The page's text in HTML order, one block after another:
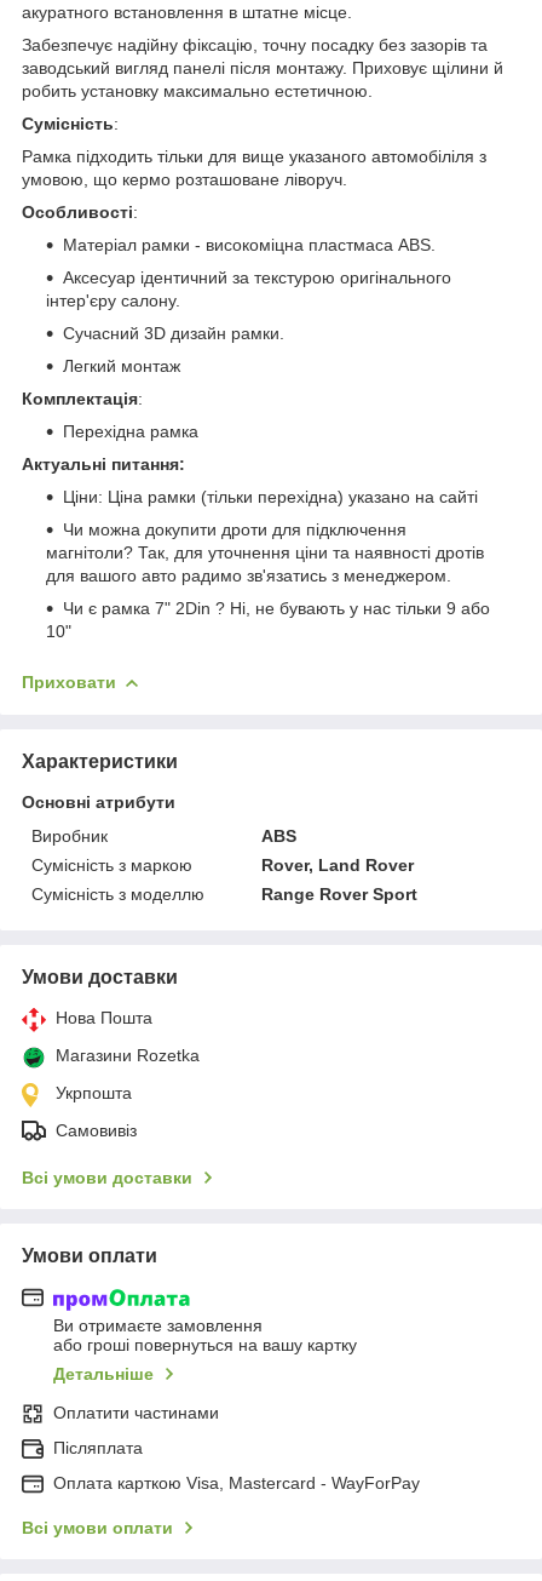
акуратного встановлення в штатне місце.
Забезпечує надійну фіксацію, точну посадку без зазорів та
заводський вигляд панелі після монтажу. Приховує щілини й
робить установку максимально естетичною.
Сумісність:
Рамка підходить тільки для вище указаного автомобіліля з
умовою, що кермо розташоване ліворуч.
Особливості:
Матеріал рамки - високоміцна пластмаса ABS.
Аксесуар ідентичний за текстурою оригінального
інтер'єру салону.
Сучасний 3D дизайн рамки.
Легкий монтаж
Комплектація:
Перехідна рамка
Актуальні питання:
Ціни: Ціна рамки (тільки перехідна) указано на сайті
Чи можна докупити дроти для підключення
магнітоли? Так, для уточнення ціни та наявності дротів
для вашого авто радимо зв'язатись з менеджером.
Чи є рамка 7" 2Din ? Ні, не бувають у нас тільки 9 або
10"
Приховати
Характеристики
Основні атрибути
Виробник
ABS
Сумісність з маркою
Rover, Land Rover
Сумісність з моделлю
Range Rover Sport
Умови доставки
Нова Пошта
Магазини Rozetka
Укрпошта
Самовивіз
Всі умови доставки
Умови оплати
Ви отримаєте замовлення
або гроші повернуться на вашу картку
Детальніше
Оплатити частинами
Післяплата
Оплата карткою Visa, Mastercard - WayForPay
Всі умови оплати